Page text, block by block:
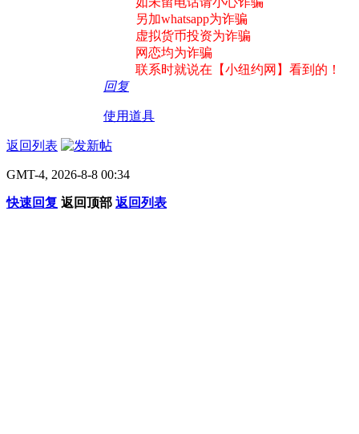
另加whatsapp为诈骗
虚拟货币投资为诈骗
网恋均为诈骗
联系时就说在【小纽约网】看到的！
回复
使用道具
返回列表
GMT-4, 2026-8-8 00:34
快速回复 返回顶部 返回列表